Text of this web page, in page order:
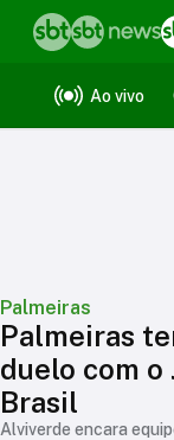
Ao vivo
Palmeiras
Palmeiras
duelo com o
Brasil
Alviverde encara